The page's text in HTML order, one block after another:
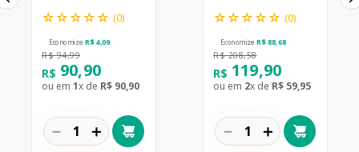
☆☆☆☆☆ (0)
Economize R$ 4,09
R$ 94,99
R$ 90,90
ou em 1x de R$ 90,90
＋
－
☆☆☆☆☆ (0)
Economize R$ 88,68
R$ 208,58
R$ 119,90
ou em 2x de R$ 59,95
＋
－